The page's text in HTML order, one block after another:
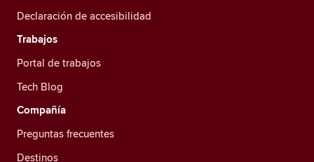
Declaración de accesibilidad
Trabajos
Portal de trabajos
Tech Blog
Compañía
Preguntas frecuentes
Destinos